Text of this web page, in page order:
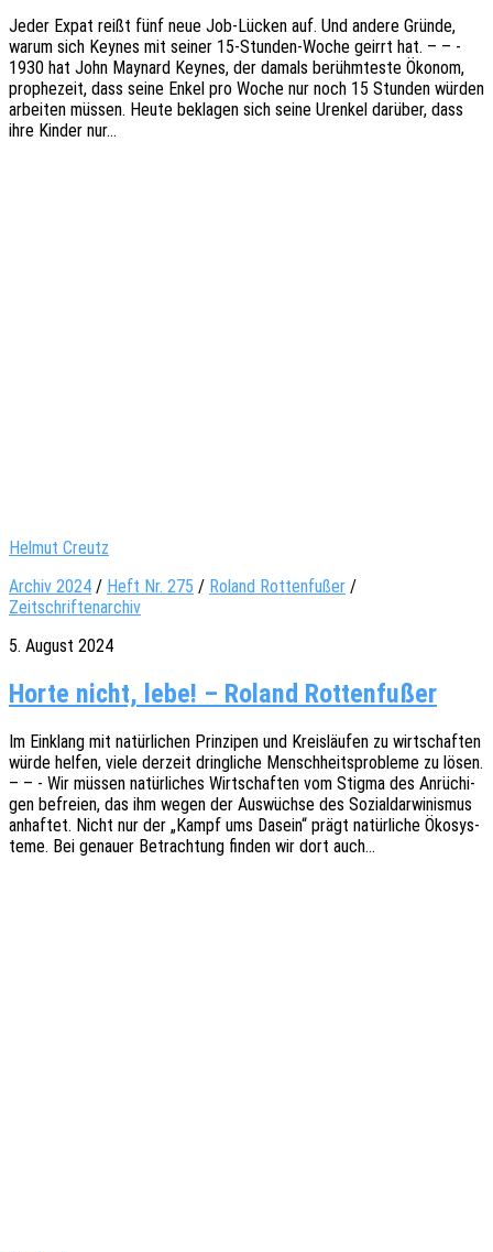
Jeder Expat reißt fünf neue Job-Lücken auf. Und andere Gründe,
warum sich Keynes mit seiner 15-Stun­­den-Woche geirrt hat. – – -
1930 hat John Maynard Keynes, der damals berühm­tes­te Ökonom,
prophe­zeit, dass seine Enkel pro Woche nur noch 15 Stun­den würden
arbei­ten müssen. Heute bekla­gen sich seine Uren­kel darüber, dass
ihre Kinder nur…
Helmut Creutz
Archiv 2024 / Heft Nr. 275 / Roland Rottenfußer /
Zeitschriftenarchiv
5. August 2024
Horte nicht, lebe! – Roland Rottenfußer
Im Einklang mit natür­li­chen Prin­zi­pen und Kreis­läu­fen zu wirt­schaf­ten
würde helfen, viele derzeit dring­li­che Mensch­heits­pro­ble­me zu lösen.
– – - Wir müssen natür­li­ches Wirt­schaf­ten vom Stigma des Anrü­chi­
gen befrei­en, das ihm wegen der Auswüch­se des Sozi­al­dar­wi­nis­mus
anhaf­tet. Nicht nur der „Kampf ums Dasein“ prägt natür­li­che Ökosys­
te­me. Bei genau­er Betrach­tung finden wir dort auch…